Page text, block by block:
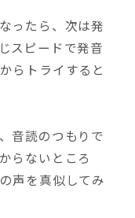
ったら、次は発
スピードで発音
らトライすると
音読のつもりで
らないところ
声を真似してみ